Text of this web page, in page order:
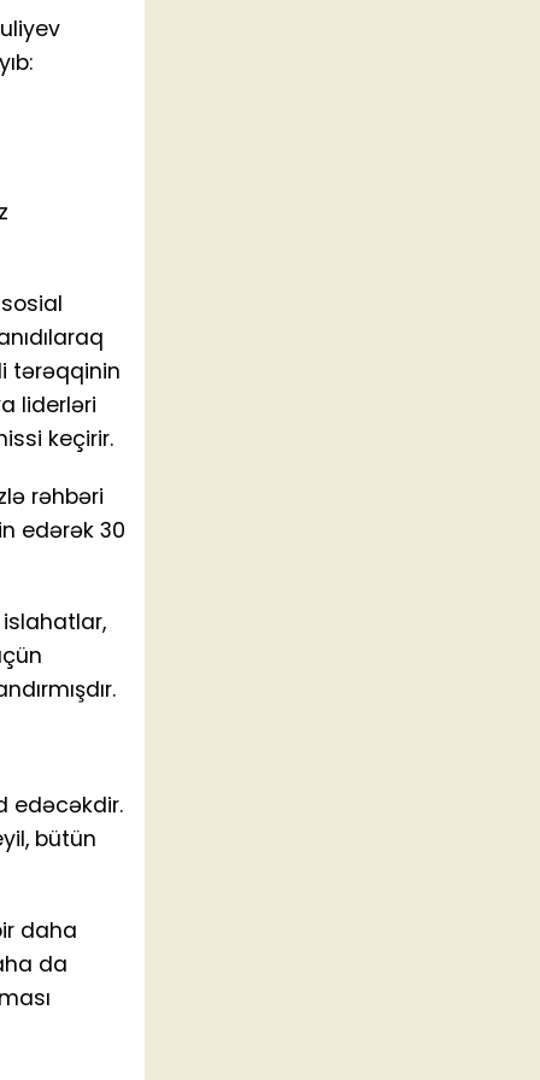
tərəqqinin
liderləri
keçirir.
rəhbəri
edərək 30
edəcəkdir.
bütün
daha
da